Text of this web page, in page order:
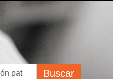
Buscar